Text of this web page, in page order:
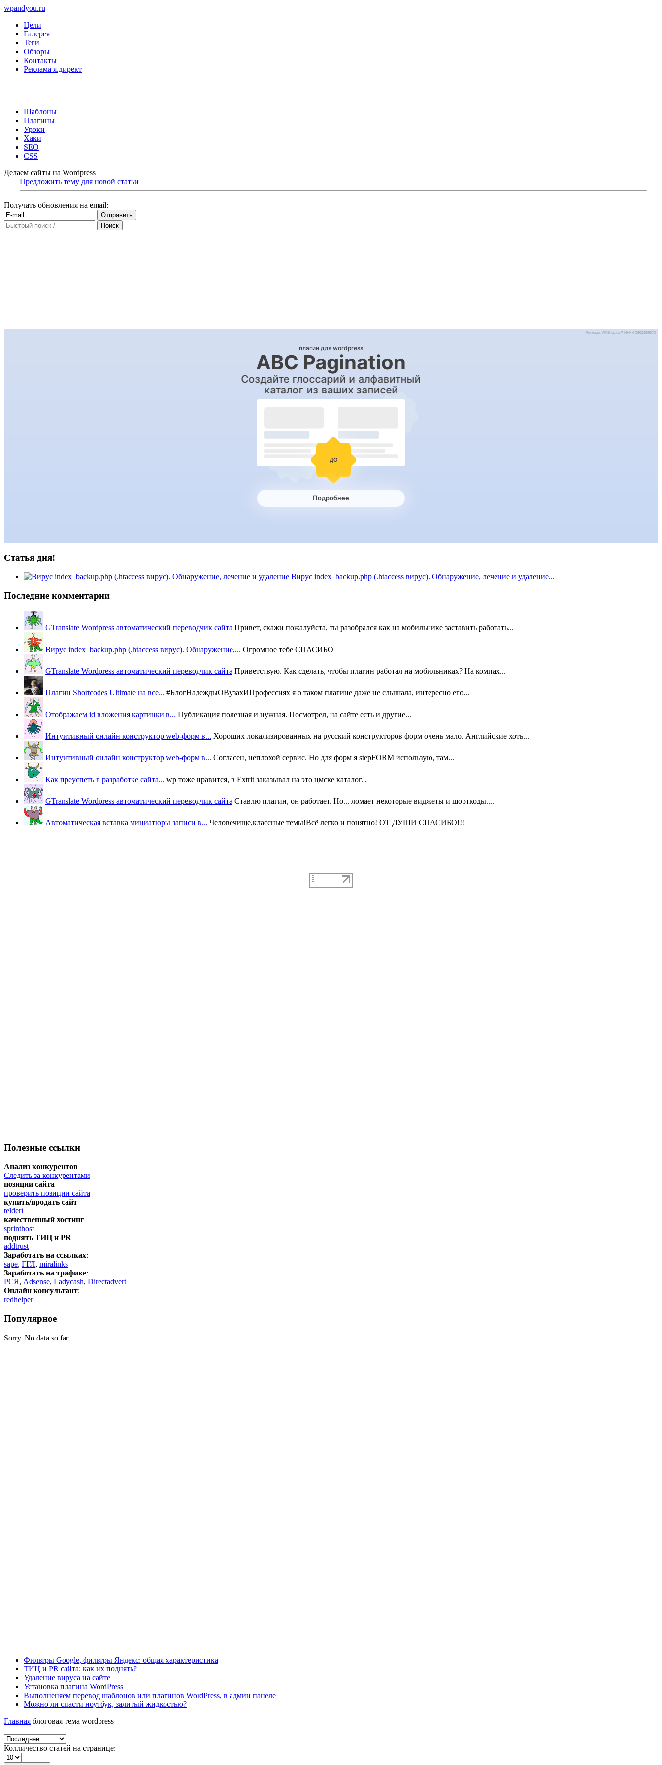
wpandyou.ru
Цели
Галерея
Теги
Обзоры
Контакты
Реклама я.директ
Шаблоны
Плагины
Уроки
Хаки
SEO
CSS
Делаем сайты на Wordpress
Предложить тему для новой статьи
Получать обновления на email:
Статья дня!
Вирус index_backup.php (.htaccess вируc). Обнаружение, лечение и удаление...
Последние комментарии
GTranslate Wordpress автоматический переводчик сайта Привет, скажи пожалуйста, ты разобрался как на мобильнике заставить работать...
Вирус index_backup.php (.htaccess вируc). Обнаружение,... Огромное тебе СПАСИБО
GTranslate Wordpress автоматический переводчик сайта Приветствую. Как сделать, чтобы плагин работал на мобильниках? На компах...
Плагин Shortcodes Ultimate на все... #БлогНадеждыОВузахИПрофессиях я о таком плагине даже не слышала, интересно его...
Отображаем id вложения картинки в... Публикация полезная и нужная. Посмотрел, на сайте есть и другие...
Интуитивный онлайн конструктор web-форм в... Хороших локализированных на русский конструкторов форм очень мало. Английские хоть...
Интуитивный онлайн конструктор web-форм в... Согласен, неплохой сервис. Но для форм я stepFORM использую, там...
Как преуспеть в разработке сайта... wp тоже нравится, в Extrit заказывал на это цмске каталог...
GTranslate Wordpress автоматический переводчик сайта Ставлю плагин, он работает. Но... ломает некоторые виджеты и шорткоды....
Автоматическая вставка миниатюры записи в... Человечище,классные темы!Всё легко и понятно! ОТ ДУШИ СПАСИБО!!!
Полезные ссылки
Анализ конкурентов
Следить за конкурентами
позиции сайта
проверить позиции сайта
купить/продать сайт
telderi
качественный хостинг
sprinthost
поднять ТИЦ и PR
addtrust
Заработать на ссылках:
sape, ГГЛ, miralinks
Заработать на трафике:
РСЯ, Adsense, Ladycash, Directadvert
Онлайн консультант:
redhelper
Популярное
Sorry. No data so far.
Фильтры Google, фильтры Яндекс: общая характеристика
ТИЦ и PR сайта: как их поднять?
Удаление вируса на сайте
Установка плагина WordPress
Выполненяем перевод шаблонов или плагинов WordPress, в админ панеле
Можно ли спасти ноутбук, залитый жидкостью?
Главная блоговая тема wordpress
Колличество статей на странице: